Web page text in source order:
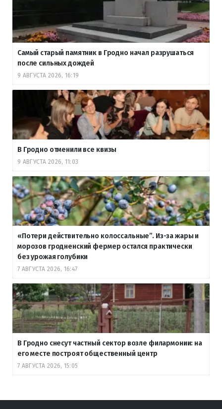
Самый старый памятник в Гродно начал разрушаться
после сильных дождей
9 АВГУСТА 2026, 16:19
В Гродно отменили все квизы
9 АВГУСТА 2026, 11:03
«Потери действительно колоссальные”. Из-за жары и
морозов гродненский фермер остался практически
без урожая голубики
7 АВГУСТА 2026, 16:47
В Гродно снесут частный сектор возле филармонии: на
его месте построят общественный центр
7 АВГУСТА 2026, 15:05